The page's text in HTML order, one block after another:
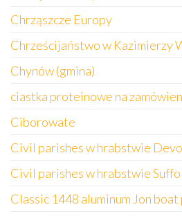
Chrząszcze Europy
Chrześcijaństwo w Kazimierzy
Chynów (gmina)
ciastka proteinowe na
Ciborowate
Civil parishes w hrabstwie
Civil parishes w hrabstwie
Classic 1448 aluminum Jon boat